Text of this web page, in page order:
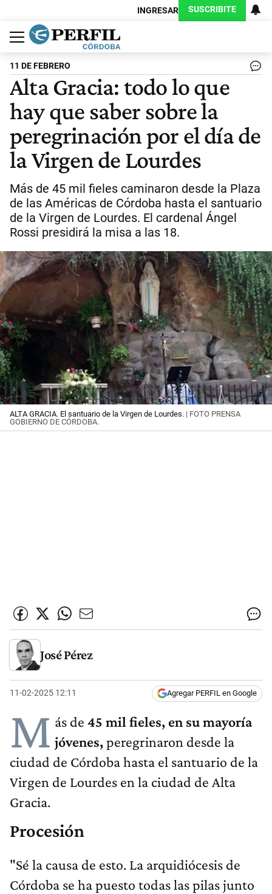
INGRESAR SUSCRIBITE
Política
Economía
Judiciales
Sociedad
Cultura
Espectáculos
Deportes
Protagonistas
11 DE FEBRERO
Alta Gracia: todo lo que
hay que saber sobre la
peregrinación por el día de
la Virgen de Lourdes
Más de 45 mil fieles caminaron desde la Plaza
de las Américas de Córdoba hasta el santuario
de la Virgen de Lourdes. El cardenal Ángel
Rossi presidirá la misa a las 18.
ALTA GRACIA. El santuario de la Virgen de Lourdes. | FOTO PRENSA
GOBIERNO DE CÓRDOBA.
José Pérez
11-02-2025 12:11 Agregar PERFIL en Google
M ás de 45 mil fieles, en su mayoría
jóvenes,peregrinaron desde la
ciudad de Córdoba hasta el santuario de la
Virgen de Lourdes en la ciudad de Alta
Gracia.
Procesión
"Sé la causa de esto. La arquidiócesis de
Córdoba se ha puesto todas las pilas junto